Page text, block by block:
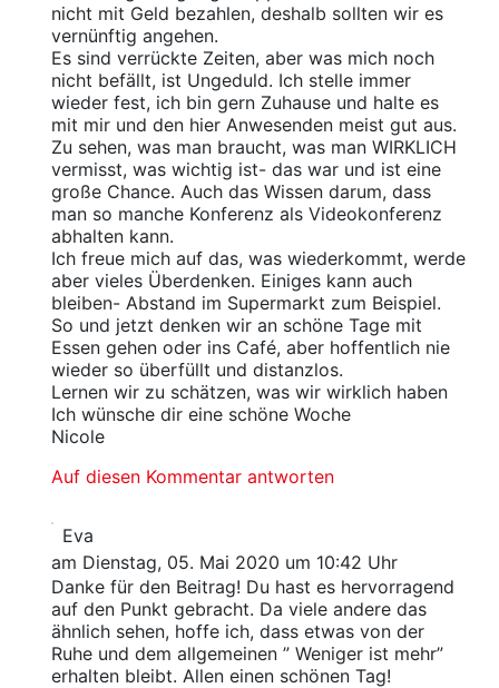
nicht mit Geld bezahlen, deshalb sollten wir es
vernünftig angehen.
Es sind verrückte Zeiten, aber was mich noch
nicht befällt, ist Ungeduld. Ich stelle immer
wieder fest, ich bin gern Zuhause und halte es
mit mir und den hier Anwesenden meist gut aus.
Zu sehen, was man braucht, was man WIRKLICH
vermisst, was wichtig ist- das war und ist eine
große Chance. Auch das Wissen darum, dass
man so manche Konferenz als Videokonferenz
abhalten kann.
Ich freue mich auf das, was wiederkommt, werde
aber vieles Überdenken. Einiges kann auch
bleiben- Abstand im Supermarkt zum Beispiel.
So und jetzt denken wir an schöne Tage mit
Essen gehen oder ins Café, aber hoffentlich nie
wieder so überfüllt und distanzlos.
Lernen wir zu schätzen, was wir wirklich haben
Ich wünsche dir eine schöne Woche
Nicole
Auf diesen Kommentar antworten
Eva
am Dienstag, 05. Mai 2020 um 10:42 Uhr
Danke für den Beitrag! Du hast es hervorragend
auf den Punkt gebracht. Da viele andere das
ähnlich sehen, hoffe ich, dass etwas von der
Ruhe und dem allgemeinen ” Weniger ist mehr”
erhalten bleibt. Allen einen schönen Tag!